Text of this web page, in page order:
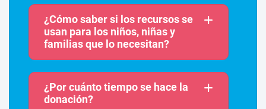
¿Cómo saber si los recursos se
usan para los niños, niñas y
familias que lo necesitan?
¿Por cuánto tiempo se hace la
donación?